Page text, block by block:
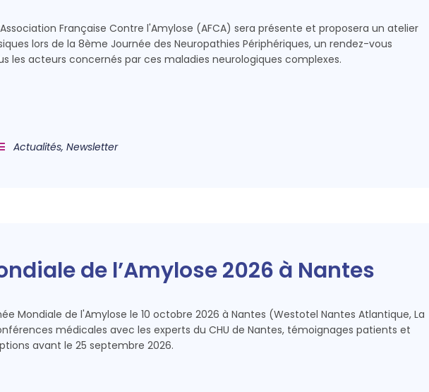
Française Contre l'Amylose (AFCA) sera présente et proposera un atelier
lors de la 8ème Journée des Neuropathies Périphériques, un rendez-vous
les acteurs concernés par ces maladies neurologiques complexes.
Actualités, Newsletter
de l’Amylose 2026 à Nantes
Mondiale de l'Amylose le 10 octobre 2026 à Nantes (Westotel Nantes Atlantique, La
médicales avec les experts du CHU de Nantes, témoignages patients et
avant le 25 septembre 2026.